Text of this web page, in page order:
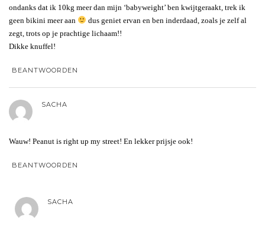
ondanks dat ik 10kg meer dan mijn ‘babyweight’ ben kwijtgeraakt, trek ik
geen bikini meer aan
dus geniet ervan en ben inderdaad, zoals je zelf al
zegt, trots op je prachtige lichaam!!
Dikke knuffel!
BEANTWOORDEN
SACHA
Wauw! Peanut is right up my street! En lekker prijsje ook!
BEANTWOORDEN
SACHA